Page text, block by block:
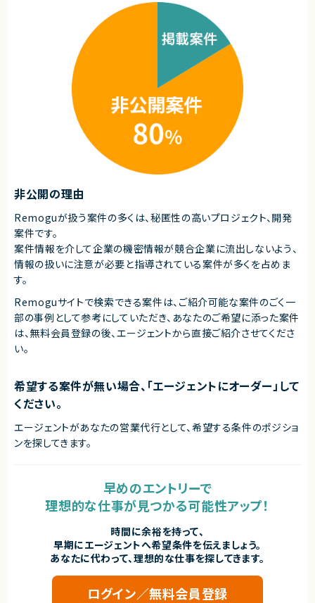
業務委託(準委任契約)
株式会社LASSIC
エージェントから
◎AIツールを前提とした最先端の開発環境でスキルアップできます！
◎フルリモート・裁量労働制で柔軟な働き方が可能です！
◎技術選定や設計フェーズから主体的に関われる環境です！
◎自社サービスと受託の両方に携われるため、幅広い経験が積めます！
・Webアプリケーション開発の実務経験（5年以上）
・TypeScript、React.js、Next.jsにおける開発経験（5年以上）
・開発者のリードやマネジメント、プロセス改善の経験
・クライアントやビジネス側のメンバーとともにチームで開発を行った経験
・機能の設計とミドルウェア選定の経験
・ビジネスレベルの日本語コミュニケーション（日本語メインでの実務経験3
※経験年数は目安です。候補者によってご応募いただいたポジションと別ポ
ジションをご提示させていただく場合がございます。
・パフォーマンス、アクセシビリティ、セキュリティに関する理解
・Webの動作原理やブラウザについての理解
・自ら技術的な問題を発見して組織を横断した課題を解決した経験
・新規事業立ち上げ経験
・Ruby On RailsやLaravel等のTypeScript以外のWebフレームワークを利
用した開発経験
・OSSへの貢献経験／OSSコミュニティへの理解、もしくはカンファレンスで
技術内容を発表した経験
・AWSを利用した開発経験
■求める人物像
・ビジネス視点での成長意欲がある方
・専門性と幅広い知識を両立したい方
・ユーザー価値にこだわれる方
契約形態
契約元
株式会社LASSIC
エージェントから
◎フルリモートかつ裁量労働で柔軟な働き方が可能です！
◎新規事業・DX推進に関わるため、ビジネス視点も身につきます！
◎技術選定や意思決定に関われるため、テックリードとしての経験を積めま
非公開の理由
Remoguが扱う案件の多くは、秘匿性の高いプロジェクト、開発
案件です。
案件情報を介して企業の機密情報が競合企業に流出しないよう、
情報の扱いに注意が必要と指導されている案件が多くを占めま
す。
Remoguサイトで検索できる案件は、ご紹介可能な案件のごく一
部の事例として参考にしていただき、 あなたのご希望に添った案件
は、無料会員登録の後、エージェントから直接ご紹介させてくださ
い。
希望する案件が無い場合、「エージェントにオーダー」して
ください。
エージェントがあなたの営業代行として、希望する条件のポジショ
ンを探してきます。
早めのエントリーで
理想的な仕事が見つかる可能性アップ！
時間に余裕を持って、
早期にエージェントへ希望条件を伝えましょう。
あなたに代わって、理想的な仕事を探してきます。
ログイン／無料会員登録